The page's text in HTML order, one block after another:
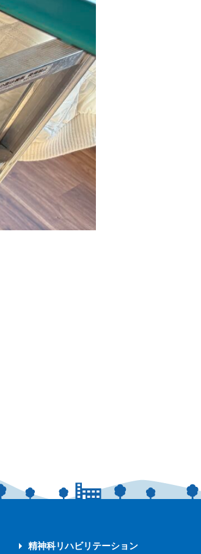
精神科リハビリテーション